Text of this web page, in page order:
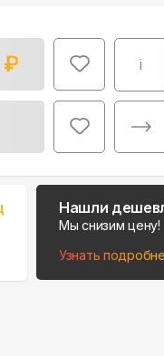
Поможем
место
В
₽ i
Нашли
Мы снизим цену!
Узнать